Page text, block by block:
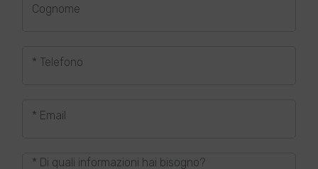
Cognome
* Telefono
* Email
* Di quali informazioni hai bisogno?